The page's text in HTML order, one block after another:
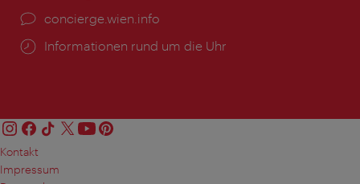
Ort:
concierge.wien.info
Öffnungszeiten:
Informationen rund um die Uhr
Kontakt
Impressum